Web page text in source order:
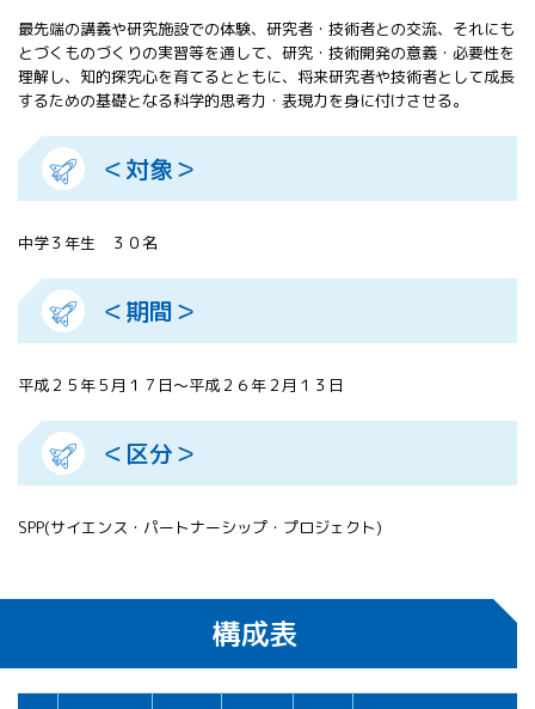
会合
APRSAFポス
ターコンテ
スト
APRSAF教員
最先端の講義や研究施設での体験、研究者・技術者との交流、それにも
とづくものづくりの実習等を通して、研究・技術開発の意義・必要性を
理解し、知的探究心を育てるとともに、将来研究者や技術者として成長
するための基礎となる科学的思考力・表現力を身に付けさせる。
＜対象＞
中学３年生 ３０名
＜期間＞
平成２５年５月１７日～平成２６年２月１３日
＜区分＞
SPP(サイエンス・パートナーシップ・プロジェクト)
構成表